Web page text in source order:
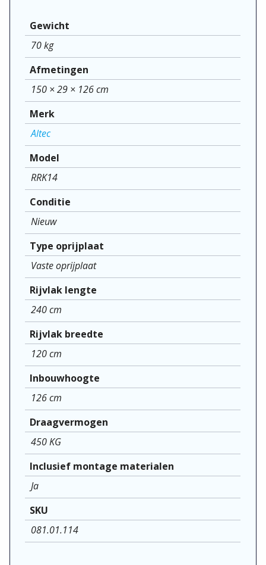
Gewicht
70 kg
Afmetingen
150 × 29 × 126 cm
Merk
Altec
Model
RRK14
Conditie
Nieuw
Type oprijplaat
Vaste oprijplaat
Rijvlak lengte
240 cm
Rijvlak breedte
120 cm
Inbouwhoogte
126 cm
Draagvermogen
450 KG
Inclusief montage materialen
Ja
SKU
081.01.114